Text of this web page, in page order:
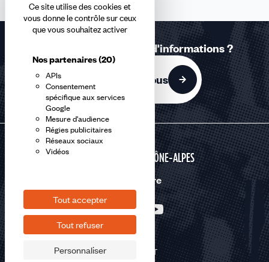
Ce site utilise des cookies et
vous donne le contrôle sur ceux
que vous souhaitez activer
Nos partenaires(20)
APIs
Consentement
spécifique aux services
Google
Mesure d'audience
Régies publicitaires
Réseaux sociaux
Vidéos
Tout accepter
Tout refuser
Personnaliser
Une question ? Besoin d'informations ?
Contactez-nous
AUVERGNE RHÔNE-ALPES
Nous suivre
©2026 CFDT